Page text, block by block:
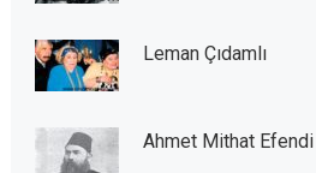
Leman Çıdamlı
Ahmet Mithat Efendi